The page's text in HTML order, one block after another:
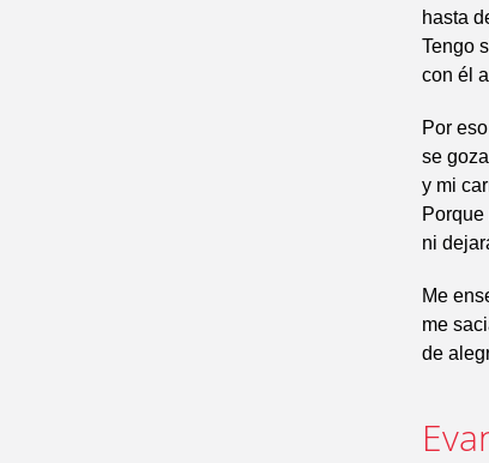
hasta
Tengo
con él
Por
se
y mi
ni
Me
me
de